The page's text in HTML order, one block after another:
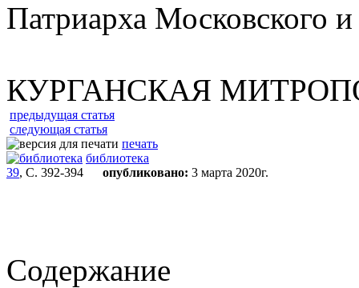
Патриарха Московского
КУРГАНСКАЯ
предыдущая статья
следующая статья
печать
библиотека
39, С. 392-394 опубликовано: 3 марта 2020г.
Содержание